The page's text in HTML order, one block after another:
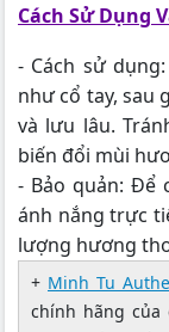
Cách Sử Dụng
- Cách sử
như cổ tay, sau
và lưu lâu.
biến đổi mùi
- Bảo quản: Để
ánh nắng trực
lượng hương
+ Minh Tu
chính hãng